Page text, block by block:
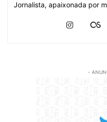
Jornalista, apaixonada por
-